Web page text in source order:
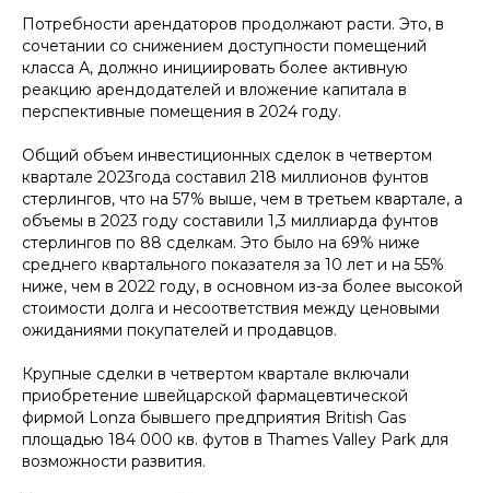
Потребности арендаторов продолжают расти. Это, в
сочетании со снижением доступности помещений
класса А, должно инициировать более активную
реакцию арендодателей и вложение капитала в
перспективные помещения в 2024 году.
Общий объем инвестиционных сделок в четвертом
квартале 2023года составил 218 миллионов фунтов
стерлингов, что на 57% выше, чем в третьем квартале, а
объемы в 2023 году составили 1,3 миллиарда фунтов
стерлингов по 88 сделкам. Это было на 69% ниже
среднего квартального показателя за 10 лет и на 55%
ниже, чем в 2022 году, в основном из-за более высокой
стоимости долга и несоответствия между ценовыми
ожиданиями покупателей и продавцов.
Крупные сделки в четвертом квартале включали
приобретение швейцарской фармацевтической
фирмой Lonza бывшего предприятия British Gas
площадью 184 000 кв. футов в Thames Valley Park для
возможности развития.